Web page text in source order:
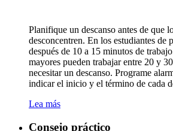
Planifique un descanso antes de que
desconcentren. En los estudiantes de
después de 10 a 15 minutos de
mayores pueden trabajar entre 20 y
necesitar un descanso. Programe
indicar el inicio y el término de cada
Lea más
Consejo práctico